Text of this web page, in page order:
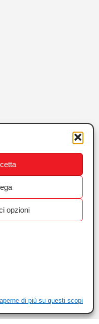
di più su questi scopi
opzioni